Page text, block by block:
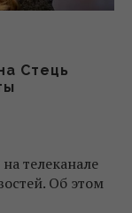
Стець
телеканале
Об этом